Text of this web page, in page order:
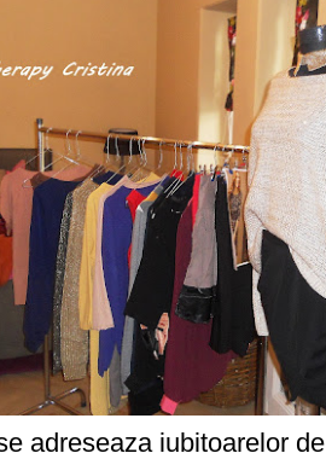
adreseaza iubitoarelor de